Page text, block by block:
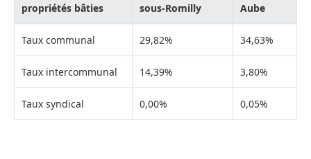
propriétés bâties
sous-Romilly
Aube
Taux communal 29,82% 34,63%
Taux intercommunal 14,39% 3,80%
Taux syndical 0,00% 0,05%